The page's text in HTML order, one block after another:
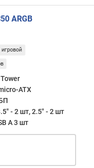
Mini
ARGB
игровой
ATX
- 2 шт, 2.5" - 2 шт
A 3 шт